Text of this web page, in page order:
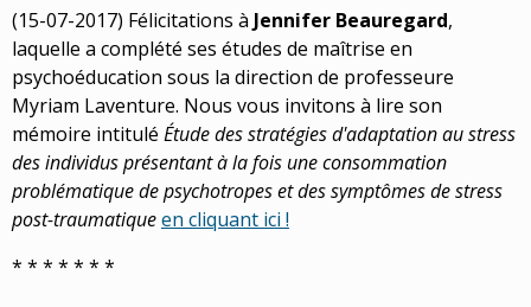
(15-07-2017) Félicitations à Jennifer Beauregard,
laquelle a complété ses études de maîtrise en
psychoéducation sous la direction de professeure
Myriam Laventure. Nous vous invitons à lire son
mémoire intitulé Étude des stratégies d'adaptation au stress
des individus présentant à la fois une consommation
problématique de psychotropes et des symptômes de stress
post-traumatiqueen cliquant ici !
* * * * * * *